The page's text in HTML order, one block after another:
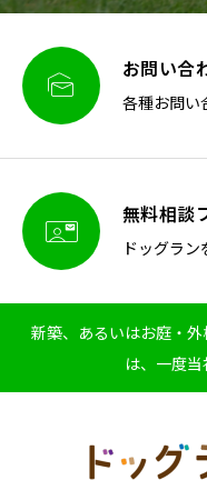
 お問い合
各種お問い
 無料相談
ドッグラ
新築、あるいはお庭・
は、一度当